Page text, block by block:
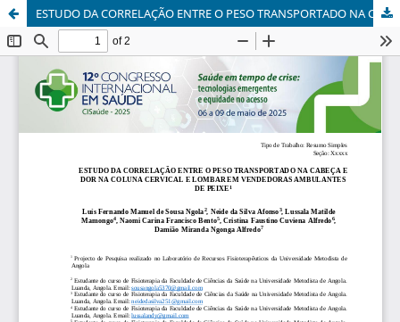
ESTUDO DA CORRELAÇÃO ENTRE O PESO TRANSPORTADO NA CABEÇA E DOR NA COLUNA CERVICAL E LOMBAR EM VENDEDORAS AMBULANTES DE PEIXE